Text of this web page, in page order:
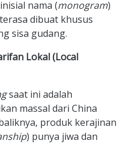
nama (monogram)
dibuat khusus
sisa gudang.
Lokal (Local
saat ini adalah
massal dari China
produk kerajinan
) punya jiwa dan